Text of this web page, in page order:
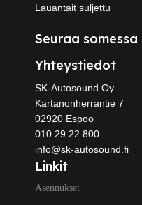
Lauantait suljettu
Seuraa somessa
Yhteystiedot
SK-Autosound Oy
Kartanonherrantie 7
02920 Espoo
010 29 22 800
info@sk-autosound.fi
Linkit
Asennukset